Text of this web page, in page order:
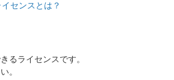
センスとは？
るライセンスです。
。